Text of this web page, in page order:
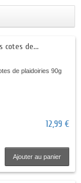
cotes de...
de plaidoiries 90g
12,99 €
Ajouter au panier